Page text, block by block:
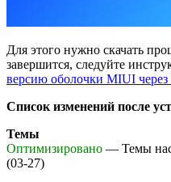
Для этого нужно скачать
завершится, следуйте
версию оболочки MIUI через
Список изменений после
Темы
Оптимизировано — Темы
(03-27)